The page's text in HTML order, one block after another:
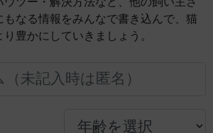
もなる情報をみんなで書き込んで、猫
豊かにしていきましょう。